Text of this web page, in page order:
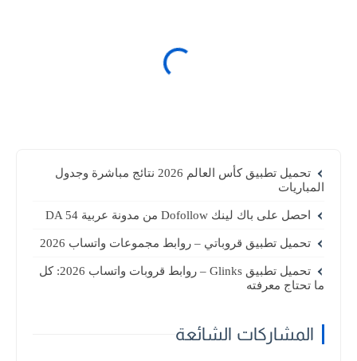
تحميل تطبيق كأس العالم 2026 نتائج مباشرة وجدول
المباريات
احصل على باك لينك Dofollow من مدونة عربية DA 54
تحميل تطبيق قروباتي – روابط مجموعات واتساب 2026
تحميل تطبيق Glinks – روابط قروبات واتساب 2026: كل
ما تحتاج معرفته
المشاركات الشائعة